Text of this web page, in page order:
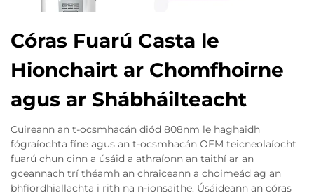
Córas Fuarú Casta le
Hionchairt ar Chomfhoirne
agus ar Shábháilteacht
Cuireann an t-ocsmhacán diód 808nm le haghaidh
fógraíochta fíne agus an t-ocsmhacán OEM teicneolaíocht
fuarú chun cinn a úsáid a athraíonn an taithí ar an
gceannach trí théamh an chraiceann a choimeád ag an
bhfíordhiallachta i rith na n-ionsaithe. Úsáideann an córas